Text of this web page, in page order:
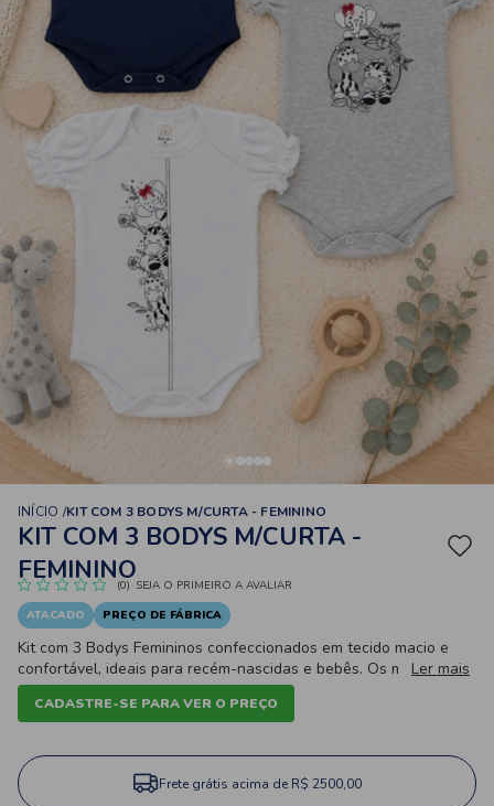
INÍCIO KIT COM 3 BODYS M/CURTA - FEMININO
KIT COM 3 BODYS M/CURTA -
FEMININO
(0) SEJA O PRIMEIRO A AVALIAR
ATACADO
PREÇO DE FÁBRICA
Kit com 3 Bodys Femininos confeccionados em tecido macio e
confortável, ideais para recém-nascidas e bebês. Os modelos
possuem manga curta com mangas franzidas, fechamento por
botões de pressão entre as pernas e estampas delicadas,
a dia.
Ler mais
CADASTRE-SE PARA VER O PREÇO
Frete grátis acima de R$ 2500,00